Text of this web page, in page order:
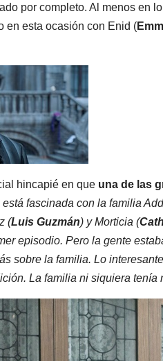
por completo. Al menos en
en esta ocasión con Enid (
hincapié en que una de las
fascinada con la familia
(Luis Guzmán) y Morticia (
episodio. Pero la gente
sobre la familia. Lo
La familia ni siquiera